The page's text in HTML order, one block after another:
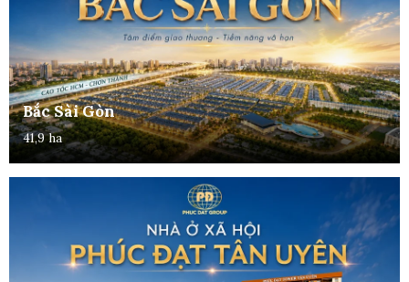
Bắc Sài Gòn
41,9 ha